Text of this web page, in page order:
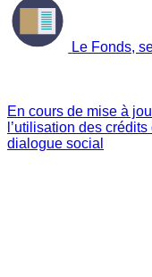
Le Fonds,
En cours de mise à
l’utilisation des
dialogue social